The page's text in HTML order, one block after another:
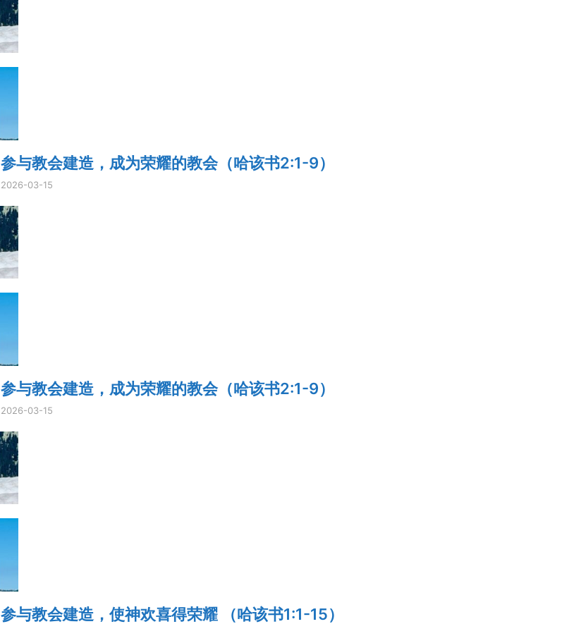
参与教会建造，成为荣耀的教会（哈该书2:1-9）
2026-03-15
参与教会建造，成为荣耀的教会（哈该书2:1-9）
2026-03-15
参与教会建造，使神欢喜得荣耀 （哈该书1:1-15）